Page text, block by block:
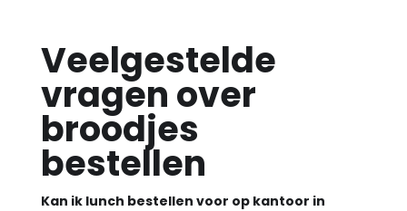
Veelgestelde
vragen over
broodjes
bestellen
Kan ik lunch bestellen voor op kantoor in